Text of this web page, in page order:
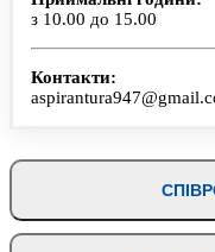
з 10.00 до 15.00
Контакти: